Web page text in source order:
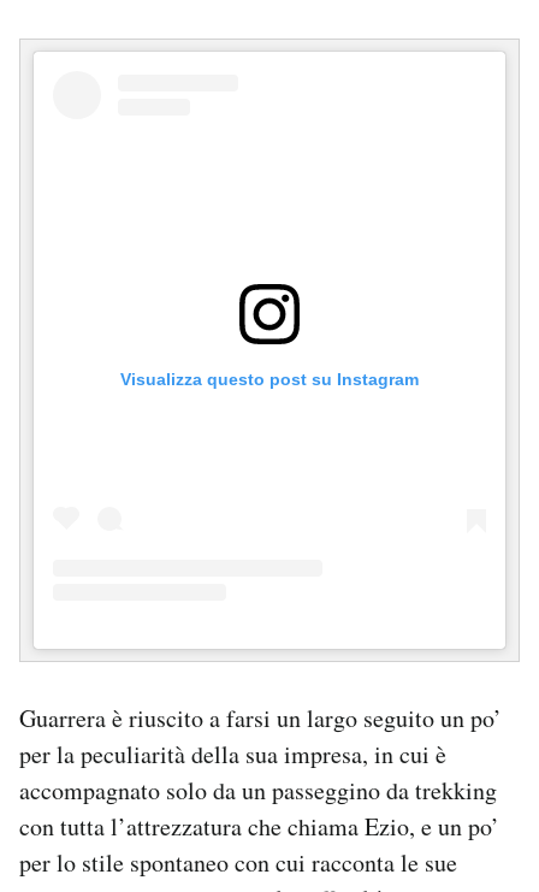
Visualizza questo post su Instagram
Guarrera è riuscito a farsi un largo seguito un po’
per la peculiarità della sua impresa, in cui è
accompagnato solo da un passeggino da trekking
con tutta l’attrezzatura che chiama Ezio, e un po’
per lo stile spontaneo con cui racconta le sue